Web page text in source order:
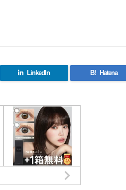
LinkedIn B! Hatena